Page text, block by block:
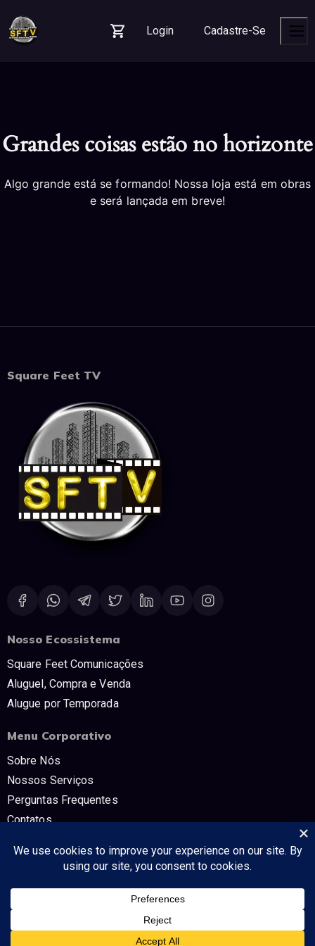
navigation
content
footer
Login
Cadastre-Se
Grandes coisas estão no horizonte
Algo grande está se formando! Nossa loja está em obras
e será lançada em breve!
Square Feet TV
Nosso Ecossistema
Square Feet Comunicações
Aluguel, Compra e Venda
Alugue por Temporada
Menu Corporativo
Sobre Nós
Nossos Serviços
Perguntas Frequentes
Contatos
Políticas e Termos
CNPJ: 54.298.853/0001-80 SQUARE FEET COMUNICAÇÔES E TV -
Tudo no mercado imobiliário!